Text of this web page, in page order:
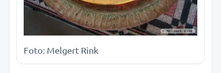
Foto: Melgert Rink